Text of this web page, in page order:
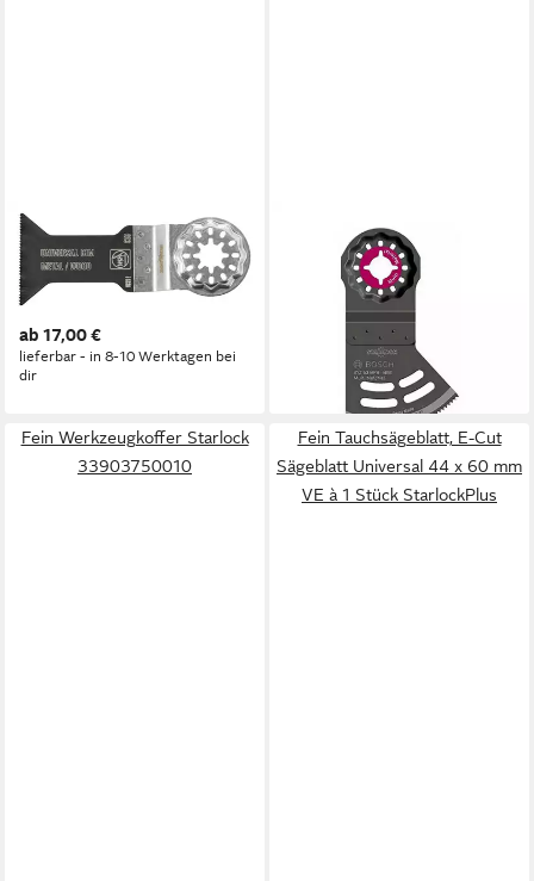
FEIN
Tauchsägeblatt, E-Cut
Sägeblatt Universal 44 x 55
mm VE à 1 Stück Starlock
ab 17,00 €
lieferbar - in 8-10 Werktagen bei
dir
Tauchsägeblatt Bosch
Starlock Dual-Tec-Sägeblatt
AYZ 53 BPB, 40 x 53 mm
2609256F07
lieferbar - in 3-4 Werktagen bei dir
Fein Werkzeugkoffer Starlock
33903750010
Fein Tauchsägeblatt, E-Cut
Sägeblatt Universal 44 x 60 mm
VE à 1 Stück StarlockPlus